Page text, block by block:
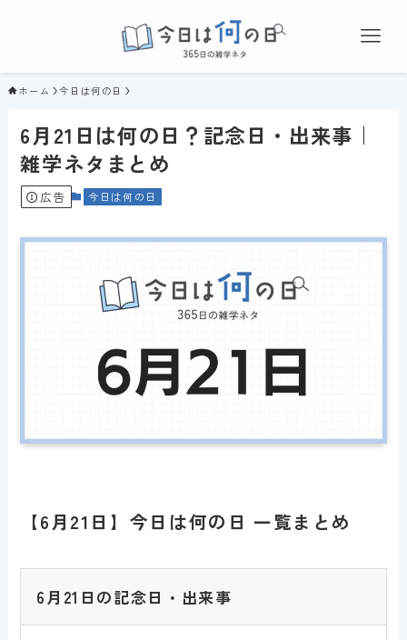
ホーム 今日は何の日
6月21日は何の日？記念日・出来事｜
雑学ネタまとめ
広告 今日は何の日
【6月21日】今日は何の日 一覧まとめ
6月21日の記念日・出来事